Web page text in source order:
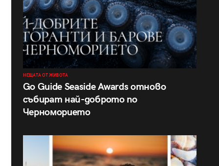
НЕЩАТА ОТ ЖИВОТА
Go Guide Seaside Awards отново
събират най-доброто по
Черноморието